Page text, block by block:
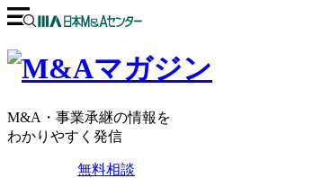
M&A・事業承継の情報を
わかりやすく発信
無料相談